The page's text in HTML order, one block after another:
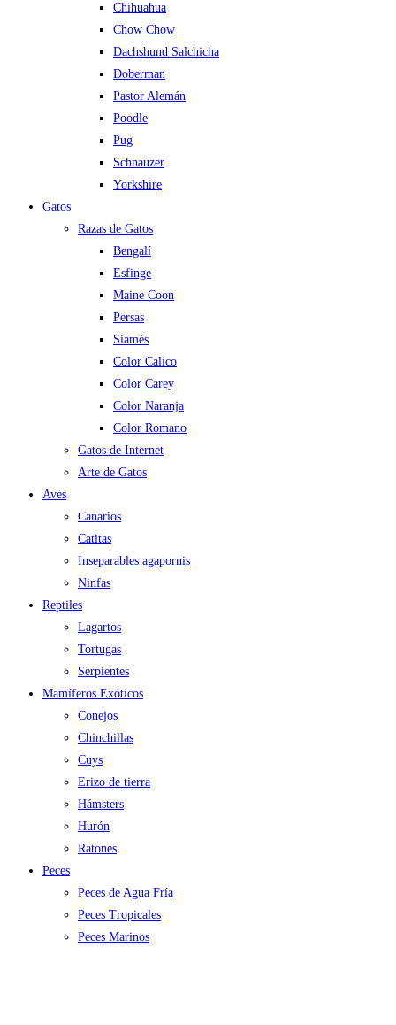
Chihuahua
Chow Chow
Dachshund Salchicha
Doberman
Pastor Alemán
Poodle
Pug
Schnauzer
Yorkshire
Gatos
Razas de Gatos
Bengalí
Esfinge
Maine Coon
Persas
Siamés
Color Calico
Color Carey
Color Naranja
Color Romano
Gatos de Internet
Arte de Gatos
Aves
Canarios
Catitas
Inseparables agapornis
Ninfas
Reptiles
Lagartos
Tortugas
Serpientes
Mamíferos Exóticos
Conejos
Chinchillas
Cuys
Erizo de tierra
Hámsters
Hurón
Ratones
Peces
Peces de Agua Fría
Peces Tropicales
Peces Marinos